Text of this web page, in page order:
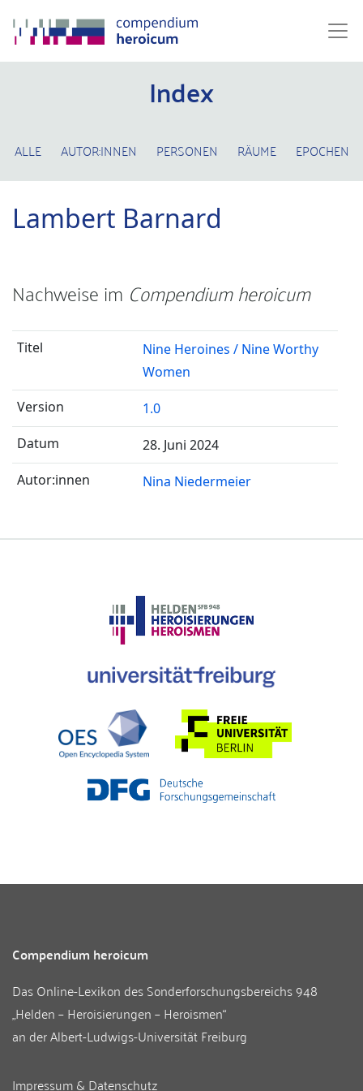
Index
ALLE AUTOR:INNEN PERSONEN RÄUME EPOCHEN
Lambert Barnard
Nachweise im Compendium heroicum
Nine Heroines / Nine Worthy
Women
1.0
28. Juni 2024
Nina Niedermeier
Compendium heroicum
Das Online-Lexikon desSonderforschungsbereichs 948
„Helden – Heroisierungen – Heroismen“
an derAlbert-Ludwigs-Universität Freiburg
Impressum & Datenschutz